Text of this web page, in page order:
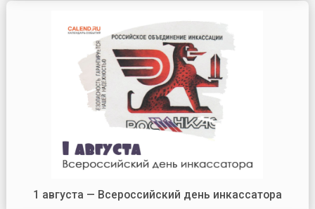
1 августа — Всероссийский день инкассатора